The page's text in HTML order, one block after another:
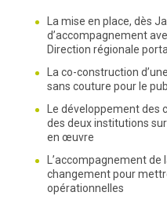
La mise en place, dès
d’accompagnement
Direction régionale
La co-construction
sans couture pour le
Le développement
des deux institutions
en œuvre
L’accompagnement
changement pour
opérationnelles